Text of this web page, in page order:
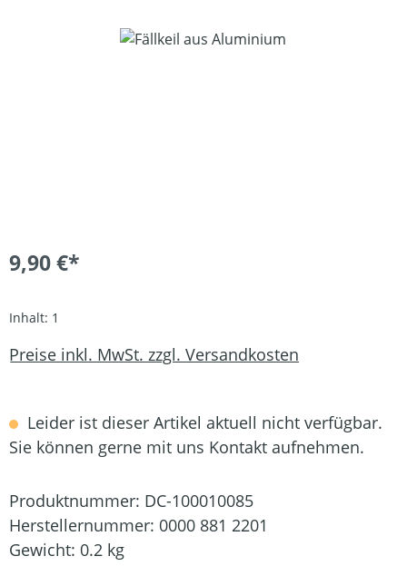
Bildergalerie überspringen
9,90 €*
Inhalt: 1
Preise inkl. MwSt. zzgl. Versandkosten
Leider ist dieser Artikel aktuell nicht verfügbar.
Sie können gerne mit uns Kontakt aufnehmen.
Produktnummer: DC-100010085
Herstellernummer: 0000 881 2201
Gewicht: 0.2 kg